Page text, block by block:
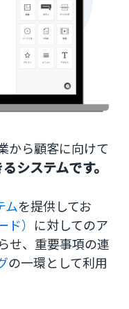
ト
るリスク
から顧客に向けて
システムです。
ムを提供してお
） に対してのア
せ、重要事項の連
の一環として利用